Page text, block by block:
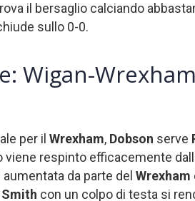
il bersaglio calciando
sullo 0-0.
Wigan-
per il Wrexham, Dobson serve
viene respinto efficacemente
da parte del Wrexham
Smith con un colpo di testa si